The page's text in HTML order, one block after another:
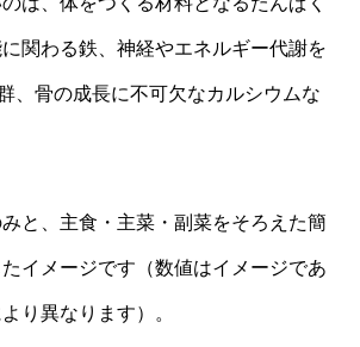
関わる鉄、神経やエネルギー代謝を
、骨の成長に不可欠なカルシウムな
と、主食・主菜・副菜をそろえた簡
イメージです（数値はイメージであ
り異なります）。